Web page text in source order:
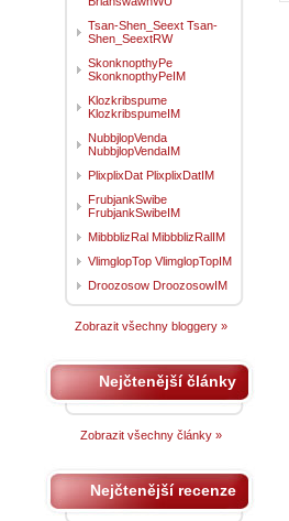
Tsan-Shen_Seext Tsan-
Shen_SeextRW
SkonknopthyPe
SkonknopthyPeIM
Klozkribspume
KlozkribspumeIM
NubbjlopVenda
NubbjlopVendaIM
PlixplixDat PlixplixDatIM
FrubjankSwibe
FrubjankSwibeIM
MibbblizRal MibbblizRalIM
VlimglopTop VlimglopTopIM
Droozosow DroozosowIM
Zobrazit všechny bloggery »
Nejčtenější články
Zobrazit všechny články »
Nejčtenější recenze